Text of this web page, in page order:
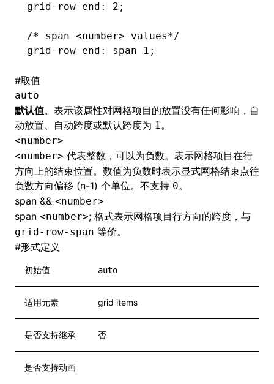
grid-row-end : 2;
/* span <number> values*/
grid-row-end : span 1;
#取值
auto
默认值。表示该属性对网格项目的放置没有任何影响，自
动放置、自动跨度或默认跨度为 1。
<number>
<number> 代表整数，可以为负数。表示网格项目在行
方向上的结束位置。数值为负数时表示显式网格结束点往
负数方向偏移 (n-1) 个单位。不支持 0。
span && <number>
span <number>; 格式表示网格项目行方向的跨度，与
grid-row-span 等价。
#形式定义
初始值 auto
适用元素 grid items
是否支持继承 否
是否支持动画